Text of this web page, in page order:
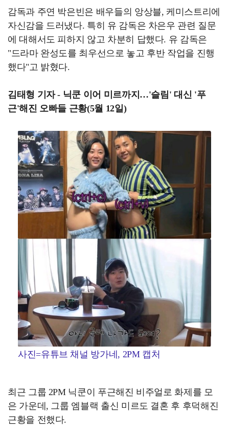
감독과 주연 박은빈은 배우들의 앙상블, 케미스트리에
자신감을 드러냈다. 특히 유 감독은 차은우 관련 질문
에 대해서도 피하지 않고 차분히 답했다. 유 감독은
"드라마 완성도를 최우선으로 놓고 후반 작업을 진행
했다"고 밝혔다.
김태형 기자 - 닉쿤 이어 미르까지…'슬림' 대신 '푸
근'해진 오빠들 근황(5월 12일)
사진=유튜브 채널 방가네, 2PM 캡처
최근 그룹 2PM 닉쿤이 푸근해진 비주얼로 화제를 모
은 가운데, 그룹 엠블랙 출신 미르도 결혼 후 후덕해진
근황을 전했다.